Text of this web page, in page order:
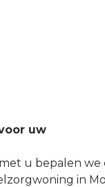
uw
u bepalen we
in